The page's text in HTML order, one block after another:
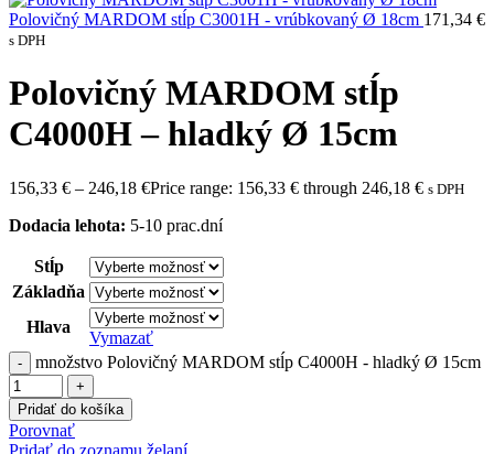
Polovičný MARDOM stĺp C3001H - vrúbkovaný Ø 18cm 171,34 €
s DPH
Polovičný MARDOM stĺp
C4000H – hladký Ø 15cm
156,33 € – 246,18 €Price range: 156,33 € through 246,18 € s DPH
Dodacia lehota: 5-10 prac.dní
Stĺp
Základňa
Hlava
Vymazať
množstvo Polovičný MARDOM stĺp C4000H - hladký Ø 15cm
Pridať do košíka
Porovnať
Pridať do zoznamu želaní